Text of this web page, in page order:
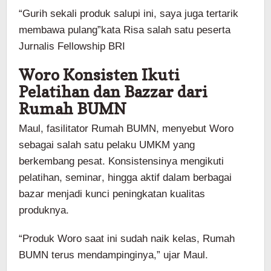
“Gurih sekali produk salupi ini, saya juga tertarik
membawa pulang”kata Risa salah satu peserta
Jurnalis Fellowship BRI
Woro Konsisten Ikuti
Pelatihan dan Bazzar dari
Rumah BUMN
Maul, fasilitator Rumah BUMN, menyebut Woro
sebagai salah satu pelaku UMKM yang
berkembang pesat. Konsistensinya mengikuti
pelatihan, seminar, hingga aktif dalam berbagai
bazar menjadi kunci peningkatan kualitas
produknya.
“Produk Woro saat ini sudah naik kelas, Rumah
BUMN terus mendampinginya,” ujar Maul.